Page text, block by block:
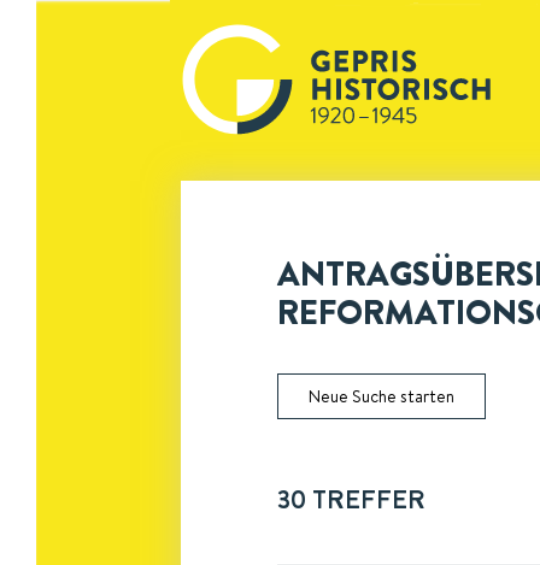
Neue Suche starten
30 TREFFER